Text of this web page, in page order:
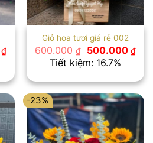
₫Giá
hiện
là:
500.000 ₫.
Giỏ hoa tươi giá rẻ 002
600.000₫
Giá
gốc
là:
500.000 ₫Giá
hiện
là:
Tiết kiệm: 16.7%
-23%